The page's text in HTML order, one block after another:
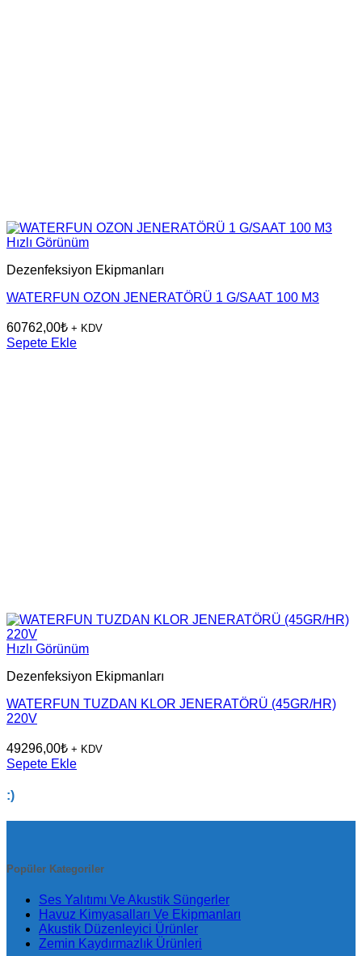
Hızlı Görünüm
Dezenfeksiyon Ekipmanları
WATERFUN OZON JENERATÖRÜ 1 G/SAAT 100 M3
60762,00₺ + KDV
Sepete Ekle
Hızlı Görünüm
Dezenfeksiyon Ekipmanları
WATERFUN TUZDAN KLOR JENERATÖRÜ (45GR/HR)
220V
49296,00₺ + KDV
Sepete Ekle
:)
Popüler Kategoriler
Ses Yalıtımı Ve Akustik Süngerler
Havuz Kimyasalları Ve Ekipmanları
Akustik Düzenleyici Ürünler
Zemin Kaydırmazlık Ürünleri